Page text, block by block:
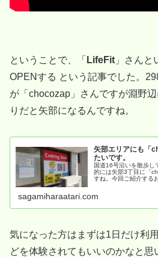
ということで、「 LifeFit 」さんと
OPENする という記事でした。
が「chocozap」さんですが淵野
りだと矢部になるんですね。
矢部エリアにも「
たいです。
国道16号沿いを散歩し
的には矢部3丁目に「
すね。今回ご紹介する
sagamiharaatari.com
気になった方はまずは1日だけ利
どを体験されてもいいのかなと思